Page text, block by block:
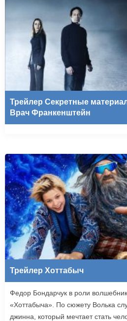
Трейлер Секретные
Врач Франкенштейн
Трейлер Хоттабыч
Федор Бондарчук в роли
«Хоттабыча». По сюжету Волька
джинна, который мечтает стать